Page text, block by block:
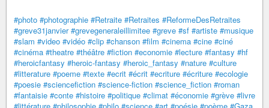
#photo #photographie #Retraite #Retraites #ReformeDesRetraites
#greve31janvier #grevegeneraleillimitee #greve #sf #artiste #musique
#slam #video #vidéo #clip #chanson #film #cinema #cine #ciné
#cinéma #theatre #théâtre #fiction #economie #lecture #fantasy #hf
#heroicfantasy #heroic-fantasy #heroic_fantasy #nature #culture
#litterature #poeme #texte #ecrit #écrit #ecriture #écriture #ecologie
#poesie #sciencefiction #science-fiction #science_fiction #roman
#fantaisie #conte #histoire #politique #climat #économie #grève #livre